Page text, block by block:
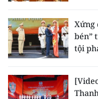
Xứng
bén”
tội